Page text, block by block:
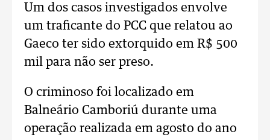
Um dos casos investigados envolve
um traficante do PCC que relatou ao
Gaeco ter sido extorquido em R$ 500
mil para não ser preso.
O criminoso foi localizado em
Balneário Camboriú durante uma
operação realizada em agosto do ano